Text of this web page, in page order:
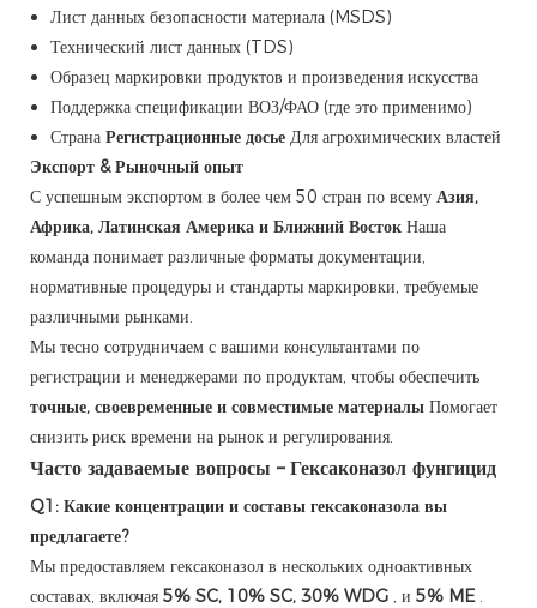
Лист данных безопасности материала (MSDS)
Технический лист данных (TDS)
Образец маркировки продуктов и произведения искусства
Поддержка спецификации ВОЗ/ФАО (где это применимо)
Страна Регистрационные досье Для агрохимических властей
Экспорт & Рыночный опыт
С успешным экспортом в более чем 50 стран по всему Азия,
Африка, Латинская Америка и Ближний Восток Наша
команда понимает различные форматы документации,
нормативные процедуры и стандарты маркировки, требуемые
различными рынками.
Мы тесно сотрудничаем с вашими консультантами по
регистрации и менеджерами по продуктам, чтобы обеспечить
точные, своевременные и совместимые материалы Помогает
снизить риск времени на рынок и регулирования.
Часто задаваемые вопросы – Гексаконазол фунгицид
Q1: Какие концентрации и составы гексаконазола вы
предлагаете?
Мы предоставляем гексаконазол в нескольких одноактивных
составах, включая 5% SC, 10% SC, 30% WDG , и 5% ME .